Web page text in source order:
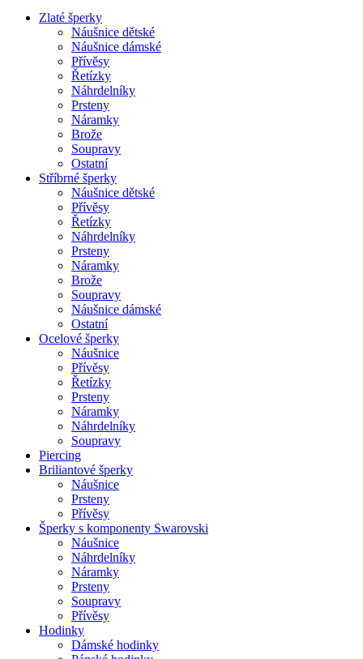
Zlaté šperky
Náušnice dětské
Náušnice dámské
Přívěsy
Řetízky
Náhrdelníky
Prsteny
Náramky
Brože
Soupravy
Ostatní
Stříbrné šperky
Náušnice dětské
Přívěsy
Řetízky
Náhrdelníky
Prsteny
Náramky
Brože
Soupravy
Náušnice dámské
Ostatní
Ocelové šperky
Náušnice
Přívěsy
Řetízky
Prsteny
Náramky
Náhrdelníky
Soupravy
Piercing
Briliantové šperky
Náušnice
Prsteny
Přívěsy
Šperky s komponenty Swarovski
Náušnice
Náhrdelníky
Náramky
Prsteny
Soupravy
Přívěsy
Hodinky
Dámské hodinky